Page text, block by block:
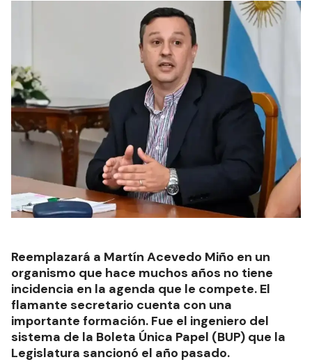
Reemplazará a Martín Acevedo Miño en un
organismo que hace muchos años no tiene
incidencia en la agenda que le compete. El
flamante secretario cuenta con una
importante formación. Fue el ingeniero del
sistema de la Boleta Única Papel (BUP) que la
Legislatura sancionó el año pasado.